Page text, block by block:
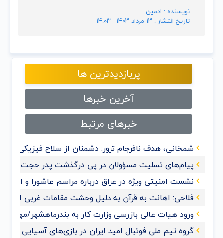
نویسنده : ادمین
تاریخ انتشار : ۱۳ مرداد ۱۴۰۳ - ۱۴:۰۳
پربازدیدترین ها
آخرین خبرها
خبرهای مرتبط
شمخانی، هدف نافرجام ترور: دشمنان از سلاح فیزیکی
پیام‌های تسلیت مسؤولان در پی درگذشت پدر
نشست امنیتی ویژه در عراق درباره مراسم عاشورا و
فلاحی: اهانت به قرآن‌ به دلیل وحشت مقامات غربی از
ورود هیات عالی بازرسی وزارت کار به بندرماهشهر/مهدی
گروه تیم ملی فوتبال امید ایران در بازی‌های آسیایی